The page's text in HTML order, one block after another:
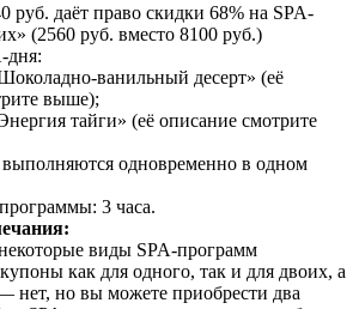
руб. даёт право скидки 68% на SPA-
(2560 руб. вместо 8100 руб.)
дня:
ванильный десерт» (её
выше);
тайги» (её описание смотрите
одновременно в одном
3 часа.
виды SPA-программ
как для одного, так и для двоих, а
нет, но вы можете приобрести два